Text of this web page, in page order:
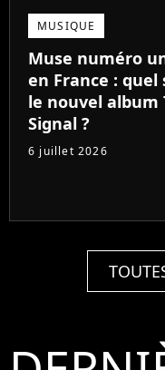
MUSIQUE
Muse numéro
en France : quel
le nouvel album
Signal ?
6 juillet 2026